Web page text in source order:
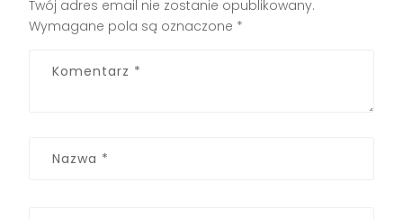
Twój adres email nie zostanie opublikowany.
Wymagane pola są oznaczone *